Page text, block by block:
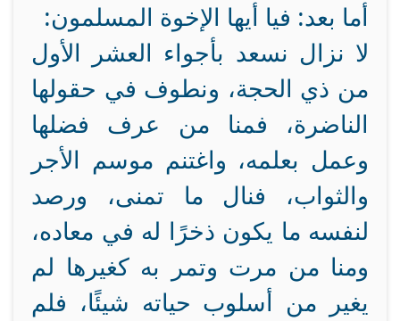
أما بعد: فيا أيها الإخوة المسلمون:
لا نزال نسعد بأجواء العشر الأول
من ذي الحجة، ونطوف في حقولها
الناضرة، فمنا من عرف فضلها
وعمل بعلمه، واغتنم موسم الأجر
والثواب، فنال ما تمنى، ورصد
لنفسه ما يكون ذخرًا له في معاده،
ومنا من مرت وتمر به كغيرها لم
يغير من أسلوب حياته شيئًا، فلم